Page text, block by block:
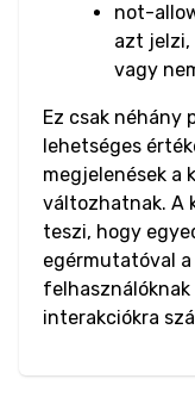
Input File
Input Image
Input Number
Input Password
Input Range
Input Search
not-
azt jelzi,
vagy
Ez csak néhány
lehetséges
megjelenések
változhatnak. A
teszi, hogy
egérmutatóval
interakciókra